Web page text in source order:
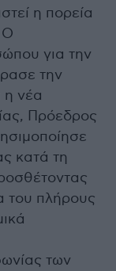
η πορεία
Ο
για την
την
η νέα
Πρόεδρος
κατά τη
του πλήρους
των